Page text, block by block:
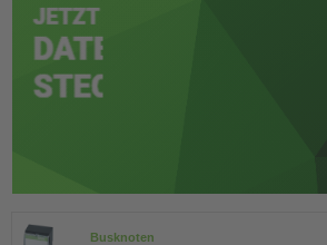
Busknoten